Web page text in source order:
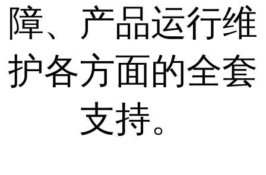
障、产品运行维
护各方面的全套
支持。